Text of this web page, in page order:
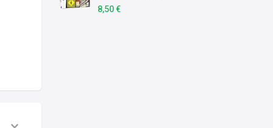
[Edizione: Germania]
8,50 €